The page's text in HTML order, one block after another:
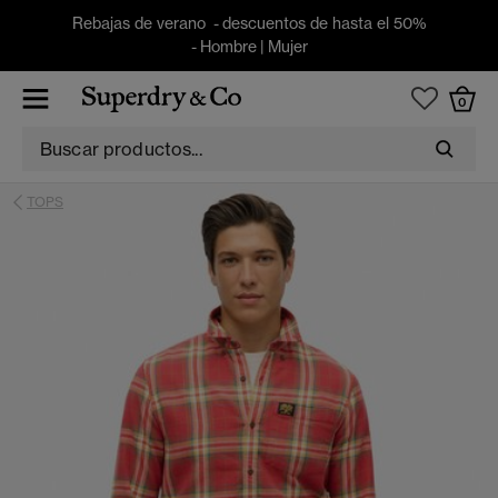
Rebajas de verano - descuentos de hasta el 50%
- Hombre| Mujer
0
TOPS